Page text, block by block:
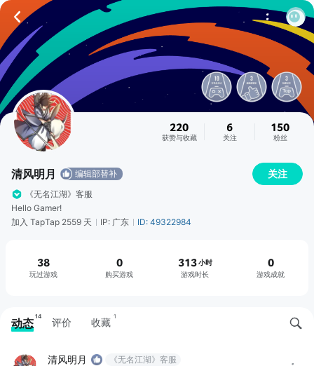
220
获赞与收藏
6
关注
150
粉丝
清风明月 编辑部替补 关注
《无名江湖》客服
Hello Gamer!
加入 TapTap 2559 天
IP: 广东 ID: 49322984
38
玩过游戏
0
购买游戏
313 小时
游戏时长
0
游戏成就
动态 14 评价 收藏 1
清风明月
《无名江湖》客服